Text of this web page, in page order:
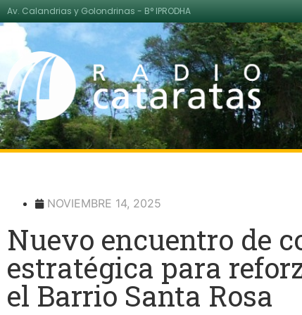
Av. Calandrias y Golondrinas - B° IPRODHA
NOVIEMBRE 14, 2025
Nuevo encuentro de
estratégica para
el Barrio Santa Rosa